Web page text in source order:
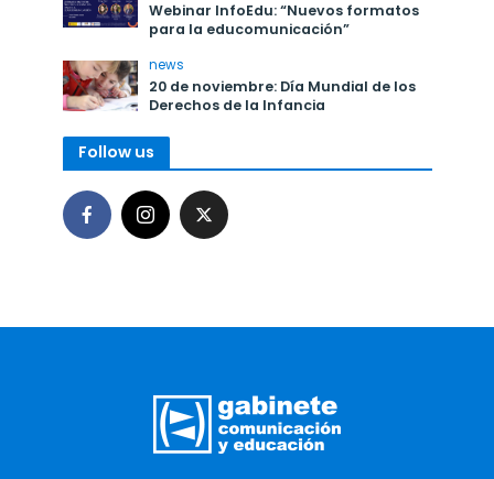
Webinar InfoEdu: “Nuevos formatos
para la educomunicación”
news
20 de noviembre: Día Mundial de los
Derechos de la Infancia
Follow us